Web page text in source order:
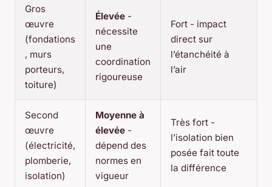
Gros
œuvre
(fondations
, murs
porteurs,
toiture)
Élevée -
nécessite
une
coordination
rigoureuse
Fort - impact
direct sur
l’étanchéité à
l’air
Second
œuvre
(électricité,
plomberie,
isolation)
Moyenne à
élevée -
dépend des
normes en
vigueur
Très fort -
l’isolation bien
posée fait toute
la différence